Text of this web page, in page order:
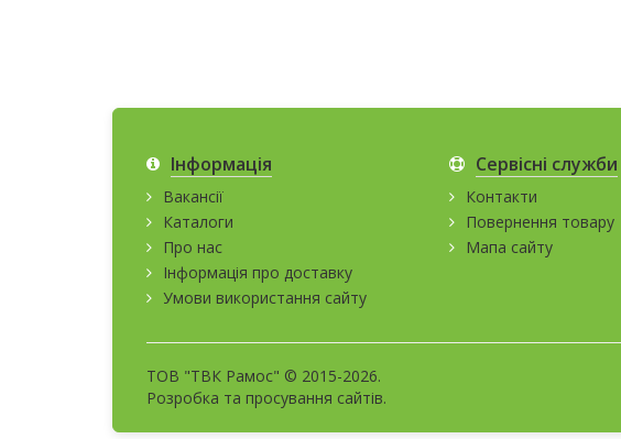
Інформація
Вакансії
Каталоги
Про нас
Інформація про доставку
Умови використання сайту
Сервісні служби
Контакти
Повернення товару
Мапа сайту
ТОВ "ТВК Рамос" © 2015-2026.
Розробка та просування сайтів.